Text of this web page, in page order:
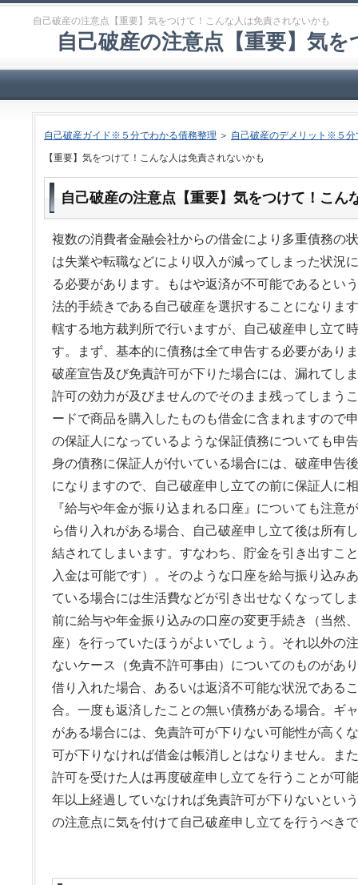
自己破産の注意点【重要】気をつけて！こんな人は免責されないかも
自己破産の注意点【重要】気
自己破産ガイド※５分でわかる債務整理 ＞ 自己破産のデメリット※５分
【重要】気をつけて！こんな人は免責されないかも
自己破産の注意点【重要】気をつけて！こん
複数の消費者金融会社からの借金により多重債務の
は失業や転職などにより収入が減ってしまった状況
る必要があります。もはや返済が不可能であるとい
法的手続きである自己破産を選択することになりま
轄する地方裁判所で行いますが、自己破産申し立て
す。まず、基本的に債務は全て申告する必要があり
破産宣告及び免責許可が下りた場合には、漏れてし
許可の効力が及びませんのでそのまま残ってしまう
ードで商品を購入したものも借金に含まれますので
の保証人になっているような保証債務についても申
身の債務に保証人が付いている場合には、破産申告
になりますので、自己破産申し立ての前に保証人に
『給与や年金が振り込まれる口座』についても注意
ら借り入れがある場合、自己破産申し立て後は所有
結されてしまいます。すなわち、貯金を引き出すこ
入金は可能です）。そのような口座を給与振り込み
ている場合には生活費などが引き出せなくなってし
前に給与や年金振り込みの口座の変更手続き（当然
座）を行っていたほうがよいでしょう。それ以外の
ないケース（免責不許可事由）についてのものがあ
借り入れた場合、あるいは返済不可能な状況である
合。一度も返済したことの無い債務がある場合。ギ
がある場合には、免責許可が下りない可能性が高く
可が下りなければ借金は帳消しとはなりません。ま
許可を受けた人は再度破産申し立てを行うことが可
年以上経過していなければ免責許可が下りないとい
の注意点に気を付けて自己破産申し立てを行うべき